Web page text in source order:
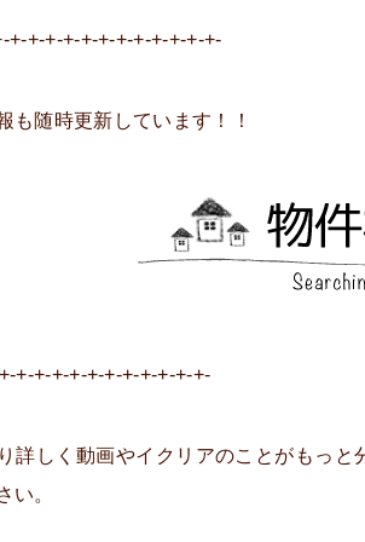
+-+-+-+-+-+-+-+-+-+-+-+-
も随時更新しています！！
+-+-+-+-+-+-+-+-+-+-+-
詳しく動画やイクリアのことがもっ
い。